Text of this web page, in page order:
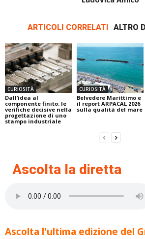
ARTICOLI CORRELATI ALTRO
CURIOSITÀ
Dall’idea al
componente finito: le
verifiche decisive nella
progettazione di uno
stampo industriale
CURIOSITÀ
Belvedere Marittimo e
il report ARPACAL 2026
sulla qualità del mare
Ascolta la diretta
Ascolta l'ultima edizione del